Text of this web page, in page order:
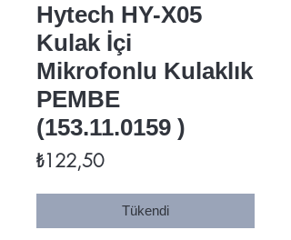
Hytech HY-X05
Kulak İçi
Mikrofonlu Kulaklık
PEMBE
(153.11.0159 )
₺122,50Fiyat
Tükendi